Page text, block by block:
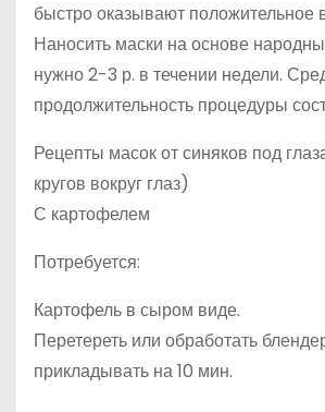
быстро оказывают положительное
Наносить маски на основе
нужно 2-3 р. в течении недели.
продолжительность процедуры
Рецепты масок от синяков под
кругов вокруг глаз)
С картофелем
Потребуется:
Картофель в сыром виде.
Перетереть или обработать
прикладывать на 10 мин.